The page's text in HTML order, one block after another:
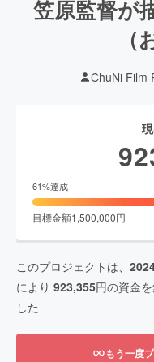
笠原監督が
（
ChuNi Film
61%達成
目標金額1,500,000円
このプロジェクトは、
により 923,355円の資金を
した
もう一度